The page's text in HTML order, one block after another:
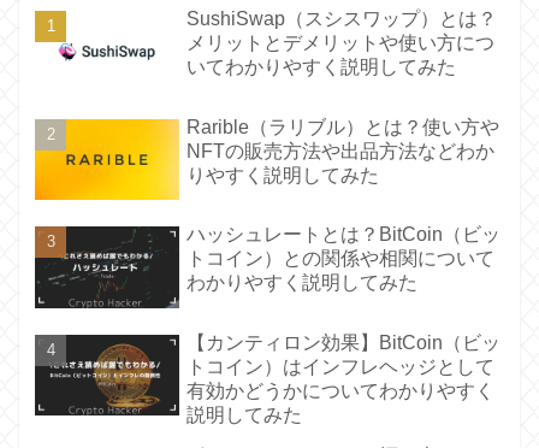
SushiSwap（スシスワップ）とは？
メリットとデメリットや使い方につ
いてわかりやすく説明してみた
Rarible（ラリブル）とは？使い方や
NFTの販売方法や出品方法などわか
りやすく説明してみた
ハッシュレートとは？BitCoin（ビッ
トコイン）との関係や相関について
わかりやすく説明してみた
【カンティロン効果】BitCoin（ビッ
トコイン）はインフレヘッジとして
有効かどうかについてわかりやすく
説明してみた